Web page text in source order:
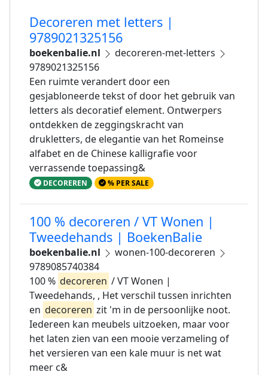
Decoreren met letters |
9789021325156
boekenbalie.nl
decoreren-met-letters
9789021325156
Een ruimte verandert door een
gesjabloneerde tekst of door het gebruik van
letters als decoratief element. Ontwerpers
ontdekken de zeggingskracht van
drukletters, de elegantie van het Romeinse
alfabet en de Chinese kalligrafie voor
verrassende toepassing&
DECOREREN % PER SALE
100 % decoreren / VT Wonen |
Tweedehands | BoekenBalie
boekenbalie.nl
wonen-100-decoreren
9789085740384
100 % decoreren / VT Wonen |
Tweedehands, , Het verschil tussen inrichten
en decoreren zit 'm in de persoonlijke noot.
Iedereen kan meubels uitzoeken, maar voor
het laten zien van een mooie verzameling of
het versieren van een kale muur is net wat
meer c&